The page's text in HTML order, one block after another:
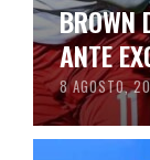
BROWN
ANTE
8 AGOSTO,